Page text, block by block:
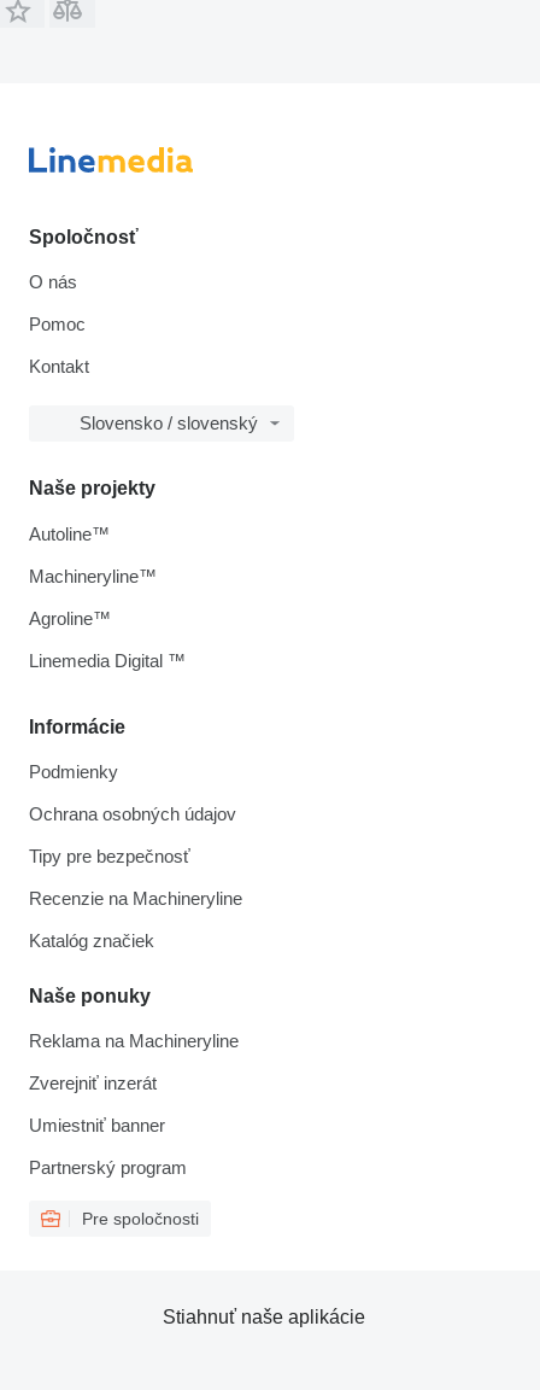
Spoločnosť
O nás
Pomoc
Kontakt
Slovensko / slovenský
Informácie
Podmienky
Ochrana osobných údajov
Tipy pre bezpečnosť
Recenzie na Machineryline
Katalóg značiek
Naše ponuky
Reklama na Machineryline
Zverejniť inzerát
Umiestniť banner
Partnerský program
Pre spoločnosti
Naše projekty
Autoline™
Machineryline™
Agroline™
Linemedia Digital ™
Stiahnuť naše aplikácie